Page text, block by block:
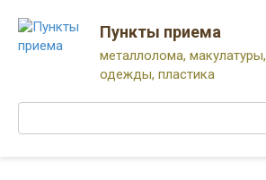
контенту
Пункты приема
металлолома, макулатуры,
одежды, пластика
Поиск: